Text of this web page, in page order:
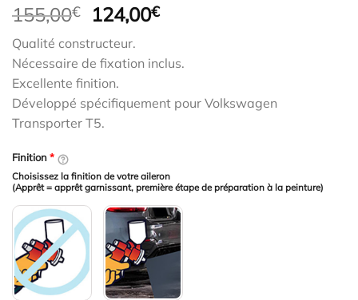
155,00€
Le
prix
initial
était :
155,00€.
124,00€Le
actuel
est :
Qualité constructeur.
Nécessaire de fixation inclus.
Excellente finition.
Développé spécifiquement pour Volkswagen
Transporter T5.
Finition*
Choisissez la finition de votre aileron
(Apprêt = apprêt garnissant, première étape de préparation à la peinture)